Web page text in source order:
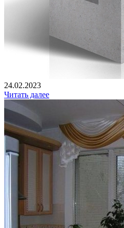
24.02.2023
Читать далее